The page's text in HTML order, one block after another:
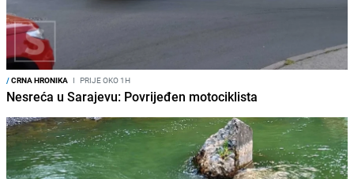
/CRNA HRONIKA I PRIJE OKO 1H
Nesreća u Sarajevu: Povrijeđen motociklista